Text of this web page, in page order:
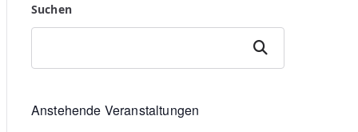
Suchen
Suchen
Anstehende Veranstaltungen